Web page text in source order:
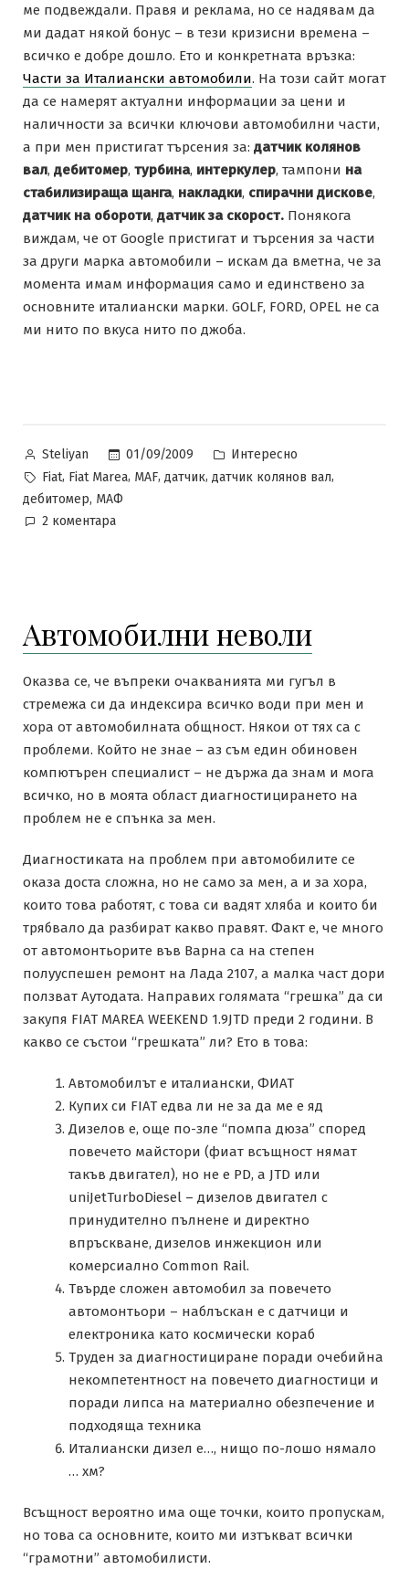
ме подвеждали. Правя и реклама, но се надявам да
ми дадат някой бонус – в тези кризисни времена –
всичко е добре дошло. Ето и конкретната връзка:
Части за Италиански автомобили. На този сайт могат
да се намерят актуални информации за цени и
наличности за всички ключови автомобилни части,
а при мен пристигат търсения за: датчик колянов
вал, дебитомер, турбина, интеркулер, тампони на
стабилизираща щанга, накладки, спирачни дискове,
датчик на обороти, датчик за скорост. Понякога
виждам, че от Google пристигат и търсения за части
за други марка автомобили – искам да вметна, че за
момента имам информация само и единствено за
основните италиански марки. GOLF, FORD, OPEL не са
ми нито по вкуса нито по джоба.
Posted
by
Steliyan 01/09/2009
Posted
in
Интересно
Tags:
Fiat, Fiat Marea, MAF, датчик, датчик колянов вал,
дебитомер, МАФ
2 коментараза
посетители
Автомобилни неволи
Оказва се, че въпреки очакванията ми гугъл в
стремежа си да индексира всичко води при мен и
хора от автомобилната общност. Някои от тях са с
проблеми. Който не знае – аз съм един обиновен
компютърен специалист – не държа да знам и мога
всичко, но в моята област диагностицирането на
проблем не е спънка за мен.
Диагностиката на проблем при автомобилите се
оказа доста сложна, но не само за мен, а и за хора,
които това работят, с това си вадят хляба и които би
трябвало да разбират какво правят. Факт е, че много
от автомонтьорите във Варна са на степен
полууспешен ремонт на Лада 2107, а малка част дори
ползват Аутодата. Направих голямата “грешка” да си
закупя FIAT MAREA WEEKEND 1.9JTD преди 2 години. В
какво се състои “грешката” ли? Ето в това:
Автомобилът е италиански, ФИАТ
Купих си FIAT едва ли не за да ме е яд
Дизелов е, още по-зле “помпа дюза” според
повечето майстори (фиат всъщност нямат
такъв двигател), но не е PD, а JTD или
uniJetTurboDiesel – дизелов двигател с
принудително пълнене и директно
впръскване, дизелов инжекцион или
комерсиално Common Rail.
Твърде сложен автомобил за повечето
автомонтьори – наблъскан е с датчици и
електроника като космически кораб
Труден за диагностициране поради очебийна
некомпетентност на повечето диагностици и
поради липса на материално обезпечение и
подходяща техника
Италиански дизел е…, нищо по-лошо нямало
… хм?
Всъщност вероятно има още точки, които пропускам,
но това са основните, които ми изтъкват всички
“грамотни” автомобилисти.